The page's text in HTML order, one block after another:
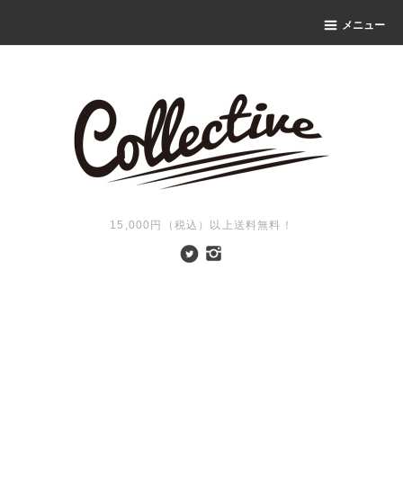
メニュー
15,000円（税込）以上送料無料！